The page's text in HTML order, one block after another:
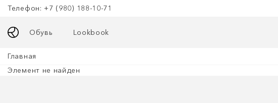
Телефон: +7 (980) 188-10-71
Обувь Lookbook
Главная
Элемент не найден